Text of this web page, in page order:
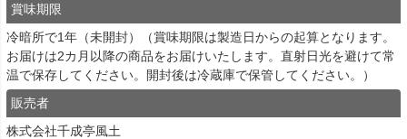
賞味期限
冷暗所で1年（未開封）（賞味期限は製造日からの起算となります。
お届けは2カ月以降の商品をお届けいたします。直射日光を避けて常
温で保存してください。開封後は冷蔵庫で保管してください。）
販売者
株式会社千成亭風土